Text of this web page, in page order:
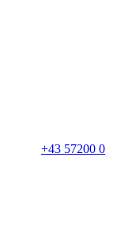
+43 57200 0